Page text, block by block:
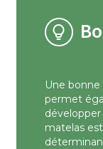
Une
permet
développer
matelas